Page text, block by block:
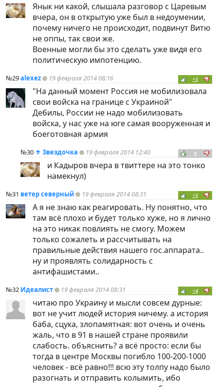
Янык ни какой, слышала разговор с Царевым
вчера, он в открытую уже был в недоумении,
почему ничего не происходит, подвинут Витю
не оппы, так свои же.
Военные могли бы это сделать уже видя его
политическую импотенцию.
№29alexez 19 февраля 2014 08:16 +1
"На данный момент Россия не мобилизовала
свои войска на границе с Украиной"
Дебилы, России не надо мобилизовать
войска, у нас уже на юге самая вооруженная и
боеготовная армия
№30 ↑ Звездочка 19 февраля 2014 12:40 0
и Кадыров вчера в твиттере на это тонко
намекнул)
№31 ветер северный 19 февраля 2014 08:31 +1
А я не знаю как реагировать. Ну понятно, что
там всё плохо и будет только хуже, но я лично
на это никак повлиять не смогу. Можем
только сожалеть и рассчитывать на
правильные действия нашего гос.аппарата..
ну и проявлять солидарность с
антифашистами..
№32 Идеалист 19 февраля 2014 08:31 +4
читаю про Украину и мысли совсем дурные:
вот не учит людей история ничему. а история
баба, сцука, злопамятная: вот очень и очень
жаль, что в 91 в нашей стране проявили
слабость. объяснить? а всё просто: если бы
тогда в центре Москвы погибло 100-200-1000
человек - всё равно!!! всю эту толпу надо было
разогнать и отправить колымить, ибо